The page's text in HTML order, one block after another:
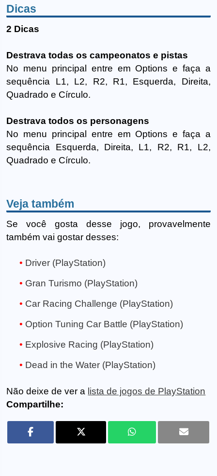
Dicas
2 Dicas
Destrava todas os campeonatos e pistas
No menu principal entre em Options e faça a
sequência L1, L2, R2, R1, Esquerda, Direita,
Quadrado e Círculo.
Destrava todos os personagens
No menu principal entre em Options e faça a
sequência Esquerda, Direita, L1, R2, R1, L2,
Quadrado e Círculo.
Veja também
Se você gosta desse jogo, provavelmente
também vai gostar desses:
Driver (PlayStation)
Gran Turismo (PlayStation)
Car Racing Challenge (PlayStation)
Option Tuning Car Battle (PlayStation)
Explosive Racing (PlayStation)
Dead in the Water (PlayStation)
Não deixe de ver a lista de jogos de PlayStation
Compartilhe: